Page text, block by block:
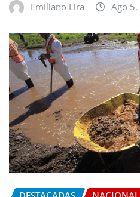
Emiliano Lira Ago